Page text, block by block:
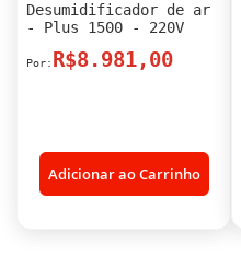
Desumidificador de ar
- Plus 1500 - 220V
R$8.981,00
Adicionar ao Carrinho